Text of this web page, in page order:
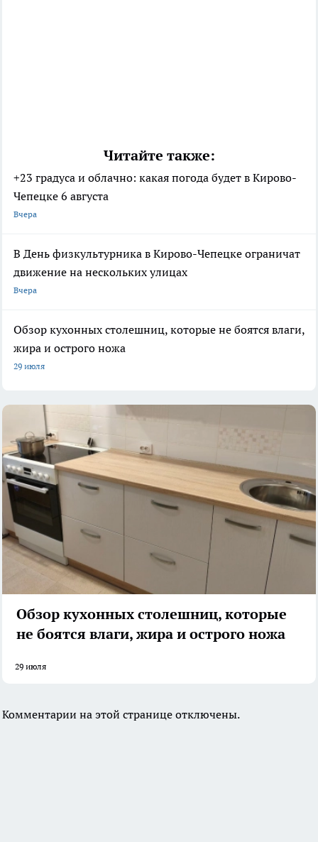
Читайте также:
+23 градуса и облачно: какая погода будет в Кирово-
Чепецке 6 августа
Вчера
В День физкультурника в Кирово-Чепецке ограничат
движение на нескольких улицах
Вчера
Обзор кухонных столешниц, которые не боятся влаги,
жира и острого ножа
29 июля
Обзор кухонных столешниц, которые
не боятся влаги, жира и острого ножа
29 июля
Комментарии на этой странице отключены.